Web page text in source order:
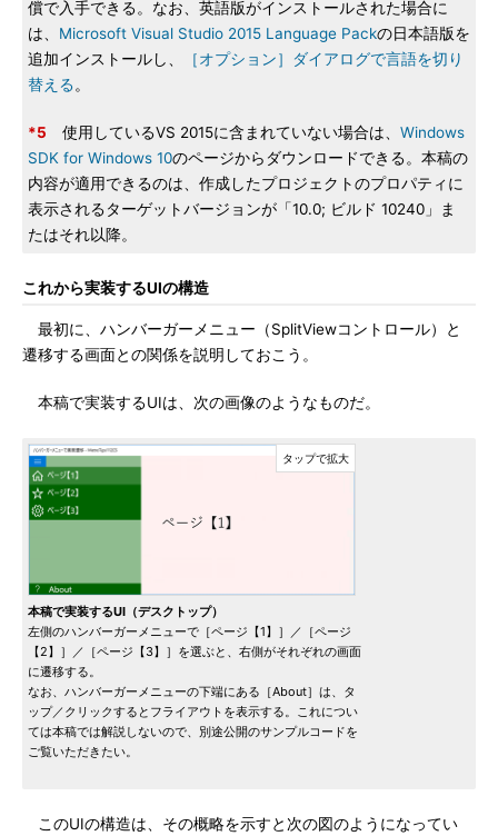
償で入手できる。なお、英語版がインストールされた場合に
は、 Microsoft Visual Studio 2015 Language Packの日本語版を
追加インストールし、
［オプション］ダイアログで言語を切り
替える。
*5 使用しているVS 2015に含まれていない場合は、 Windows
SDK for Windows 10のページからダウンロードできる。本稿の
内容が適用できるのは、作成したプロジェクトのプロパティに
表示されるターゲットバージョンが「10.0; ビルド 10240」ま
たはそれ以降。
これから実装するUIの構造
最初に、ハンバーガーメニュー（SplitViewコントロール）と
遷移する画面との関係を説明しておこう。
本稿で実装するUIは、次の画像のようなものだ。
本稿で実装するUI（デスクトップ）
左側のハンバーガーメニューで［ページ【1】］／［ページ
【2】］／［ページ【3】］を選ぶと、右側がそれぞれの画面
に遷移する。
なお、ハンバーガーメニューの下端にある［About］は、タ
ップ／クリックするとフライアウトを表示する。これについ
ては本稿では解説しないので、別途公開のサンプルコードを
ご覧いただきたい。
このUIの構造は、その概略を示すと次の図のようになってい